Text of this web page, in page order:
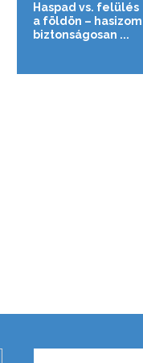
Haspad vs. felülés
a földön – hasizom
biztonságosan ...